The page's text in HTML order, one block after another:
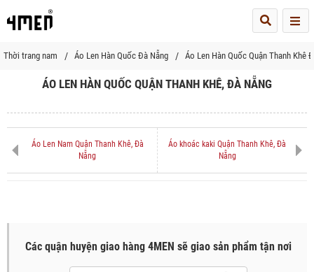
Thời trang nam Áo Len Hàn Quốc Đà Nẵng Áo Len Hàn Quốc Quận Thanh Khê
ÁO LEN HÀN QUỐC QUẬN THANH KHÊ, ĐÀ NẴNG
Áo Len Nam Quận Thanh Khê, Đà
Nẵng
Áo khoác kaki Quận Thanh Khê, Đà
Nẵng
Các quận huyện giao hàng 4MEN sẽ giao sản phẩm tận nơi